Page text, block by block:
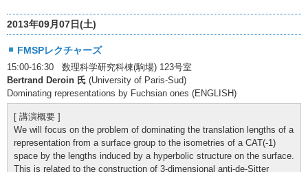
2013年09月07日(土)
FMSPレクチャーズ
15:00-16:30 数理科学研究科棟(駒場) 123号室
Bertrand Deroin 氏 (University of Paris-Sud)
Dominating representations by Fuchsian ones (ENGLISH)
[ 講演概要 ]
We will focus on the problem of dominating the translation lengths of a
representation from a surface group to the isometries of a CAT(-1)
space by the lengths induced by a hyperbolic structure on the surface.
This is related to the construction of 3-dimensional anti-de-Sitter